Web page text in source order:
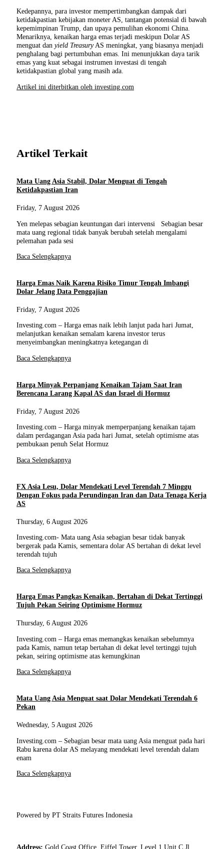
Kedepannya, para investor mempertimbangkan dampak dari
ketidakpastian kebijakan moneter AS, tantangan potensial di bawah
kepemimpinan Trump, dan upaya pemulihan ekonomi China.
Menariknya, kenaikan harga emas terjadi meskipun Dolar AS
menguat danyield TreasuryAS meningkat, yang biasanya menjadi
penghalang bagi pertumbuhan emas. Ini menunjukkan daya tarik
emas yang kuat sebagai instrumen investasi di tengah
ketidakpastian global yang masih ada.
Artikel ini diterbitkan oleh investing.com
Artikel Terkait
Mata Uang Asia Stabil, Dolar Menguat di Tengah
Ketidakpastian Iran
Friday, 7 August 2026
Yen melepas sebagian keuntungan dari intervensi Sebagian besar
mata uang regional tidak banyak berubah setelah mengalami
pelemahan pada sesi
Baca Selengkapnya
Harga Emas Naik Karena Risiko Timur Tengah Imbangi
Dolar Jelang Data Penggajian
Friday, 7 August 2026
Investing.com – Harga emas naik lebih lanjut pada hari Jumat,
melanjutkan kenaikan semalam karena investor terus
menyeimbangkan meningkatnya ketegangan di
Baca Selengkapnya
Harga Minyak Perpanjang Kenaikan Tajam Saat Iran
Berencana Larang Kapal AS dan Israel di Hormuz
Friday, 7 August 2026
Investing.com – Harga minyak memperpanjang kenaikan tajam
dalam perdagangan Asia pada hari Jumat, setelah optimisme atas
pembukaan penuh Selat Hormuz
Baca Selengkapnya
FX Asia Lesu, Dolar Mendekati Level Terendah 7 Minggu
Dengan Fokus pada Perundingan Iran dan Data Tenaga Kerja
AS
Thursday, 6 August 2026
Investing.com- Mata uang Asia sebagian besar tidak banyak
bergerak pada Kamis, sementara dolar AS bertahan di dekat level
terendah tujuh
Baca Selengkapnya
Harga Emas Pangkas Kenaikan, Bertahan di Dekat Tertinggi
Tujuh Pekan Seiring Optimisme Hormuz
Thursday, 6 August 2026
Investing.com – Harga emas memangkas kenaikan sebelumnya
pada Kamis, namun tetap bertahan di dekat level tertinggi tujuh
pekan, seiring optimisme atas kemungkinan
Baca Selengkapnya
Mata Uang Asia Menguat saat Dolar Mendekati Terendah 6
Pekan
Wednesday, 5 August 2026
Investing.com – Sebagian besar mata uang Asia menguat pada hari
Rabu karena dolar AS melayang mendekati level terendah dalam
enam
Baca Selengkapnya
Powered by PT Straits Futures Indonesia
Address: Gold Coast Office, Eiffel Tower, Level 1 Unit C Jl.